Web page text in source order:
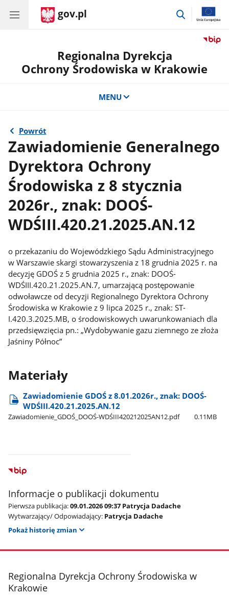
gov.pl
przejdź
Regionalna Dyrekcja
Ochrony Środowiska w Krakowie
MENU
Powrót
Zawiadomienie Generalnego
Dyrektora Ochrony
Środowiska z 8 stycznia
2026r., znak: DOOŚ-
WDŚIII.420.21.2025.AN.12
o przekazaniu do Wojewódzkiego Sądu Administracyjnego
w Warszawie skargi stowarzyszenia z 18 grudnia 2025 r. na
decyzję GDOŚ z 5 grudnia 2025 r., znak: DOOŚ-
WDŚIII.420.21.2025.AN.7, umarzającą postępowanie
odwoławcze od decyzji Regionalnego Dyrektora Ochrony
Środowiska w Krakowie z 9 lipca 2025 r., znak: ST-
I.420.3.2025.MB, o środowiskowych uwarunkowaniach dla
przedsięwzięcia pn.: „Wydobywanie gazu ziemnego ze złoża
Jaśniny Północ”
Materiały
Zawiadomienie GDOŚ z 8.01.2026r., znak: DOOŚ-
WDŚIII.420.21.2025.AN.12
Zawiadomienie​_GDOŚ​_DOOŚ-WDŚIII420212025AN12.pdf 0.11MB
Informacje o publikacji dokumentu
Pierwsza publikacja:09.01.2026 09:37 Patrycja Dadache
Wytwarzający/ Odpowiadający: Patrycja Dadache
Pokaż historię zmian
stopka
Regionalna Dyrekcja Ochrony Środowiska w
Krakowie